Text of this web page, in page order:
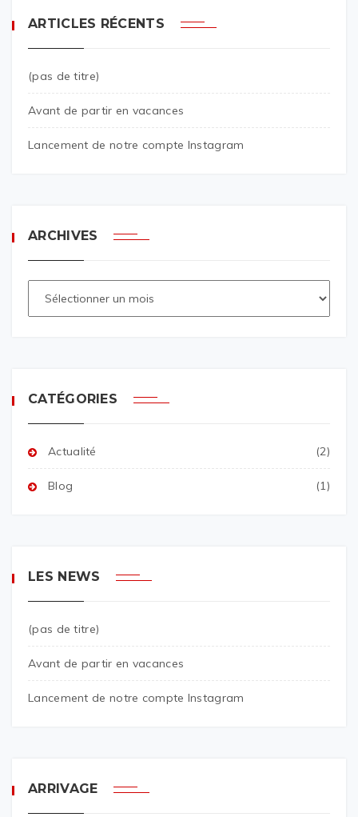
ARTICLES RÉCENTS
(pas de titre)
Avant de partir en vacances
Lancement de notre compte Instagram
ARCHIVES
CATÉGORIES
Actualité (2)
Blog (1)
LES NEWS
(pas de titre)
Avant de partir en vacances
Lancement de notre compte Instagram
ARRIVAGE